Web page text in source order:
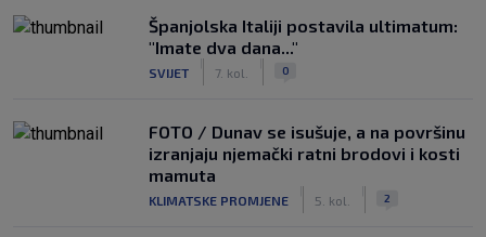
Španjolska Italiji postavila ultimatum:
"Imate dva dana..."
SVIJET 7. kol. 0
FOTO / Dunav se isušuje, a na površinu
izranjaju njemački ratni brodovi i kosti
mamuta
KLIMATSKE PROMJENE 5. kol. 2